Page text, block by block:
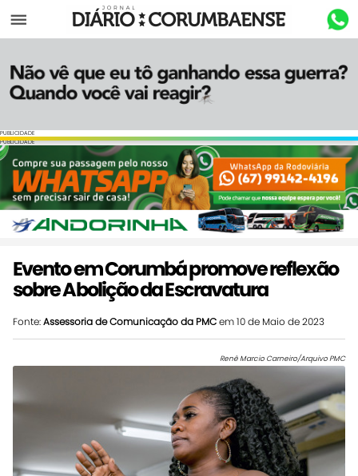
Menu
PUBLICIDADE
PUBLICIDADE
Evento em Corumbá promove reflexão
sobre Abolição da Escravatura
Fonte:Assessoria de Comunicação da PMCem 10 de Maio de 2023
Renê Marcio Carneiro/Arquivo PMC